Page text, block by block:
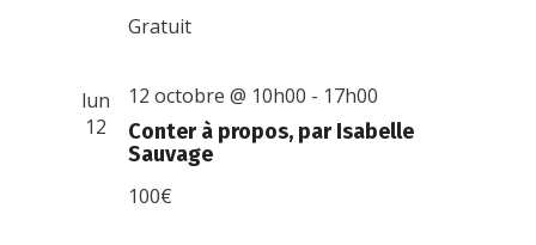
Gratuit
lun
12
Conter à propos, par Isabelle
Sauvage
12 octobre @ 10h00 - 17h00
100€